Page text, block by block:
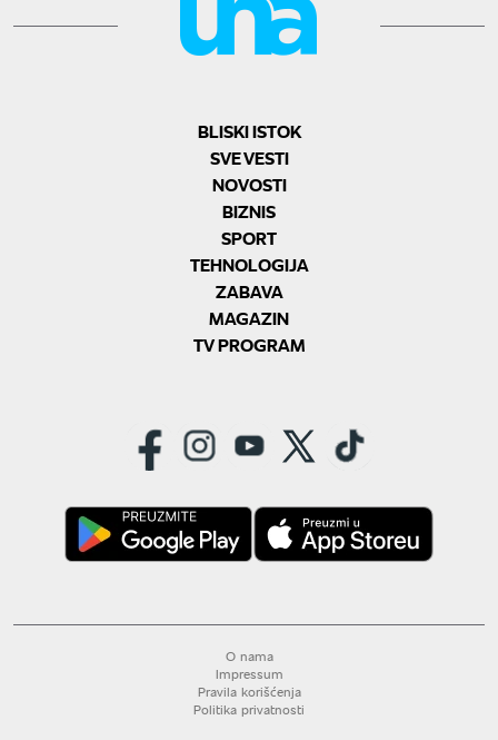
BLISKI ISTOK
SVE VESTI
NOVOSTI
BIZNIS
SPORT
TEHNOLOGIJA
ZABAVA
MAGAZIN
TV PROGRAM
O nama
Impressum
Pravila korišćenja
Politika privatnosti